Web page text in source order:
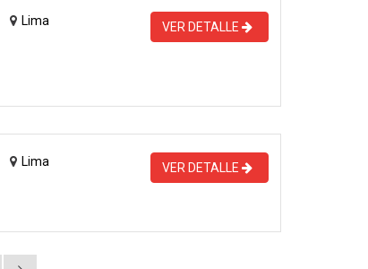
Lima VER DETALLE
Lima VER DETALLE